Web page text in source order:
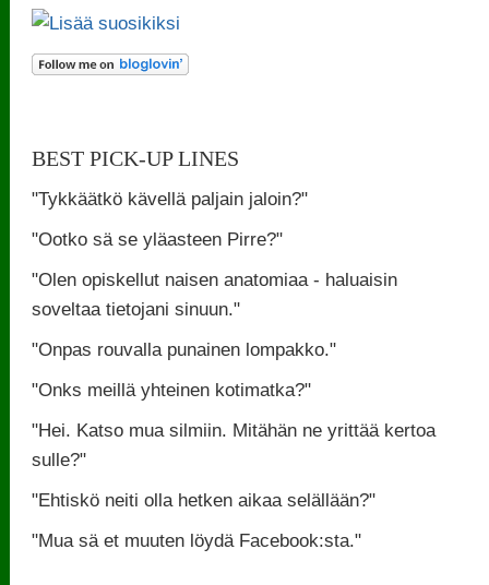
BEST PICK-UP LINES
"Tykkäätkö kävellä paljain jaloin?"
"Ootko sä se yläasteen Pirre?"
"Olen opiskellut naisen anatomiaa - haluaisin
soveltaa tietojani sinuun."
"Onpas rouvalla punainen lompakko."
"Onks meillä yhteinen kotimatka?"
"Hei. Katso mua silmiin. Mitähän ne yrittää kertoa
sulle?"
"Ehtiskö neiti olla hetken aikaa selällään?"
"Mua sä et muuten löydä Facebook:sta."